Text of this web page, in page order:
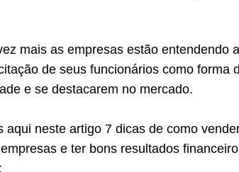
mais as empresas estão entendendo a
de seus funcionários como forma
e se destacarem no mercado.
aqui neste artigo 7 dicas de como
e ter bons resultados